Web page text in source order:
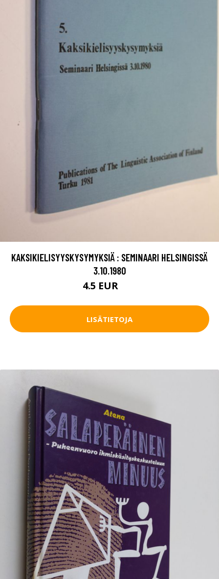
KAKSIKIELISYYSKYSYMYKSIÄ : SEMINAARI HELSINGISSÄ
3.10.1980
4.5 EUR
LISÄTIETOJA